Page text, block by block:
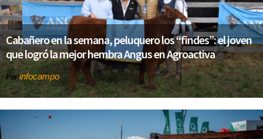
Cabañero en la semana, peluquero los “findes”: el joven
que logró la mejor hembra Angus en Agroactiva
Por infocampo